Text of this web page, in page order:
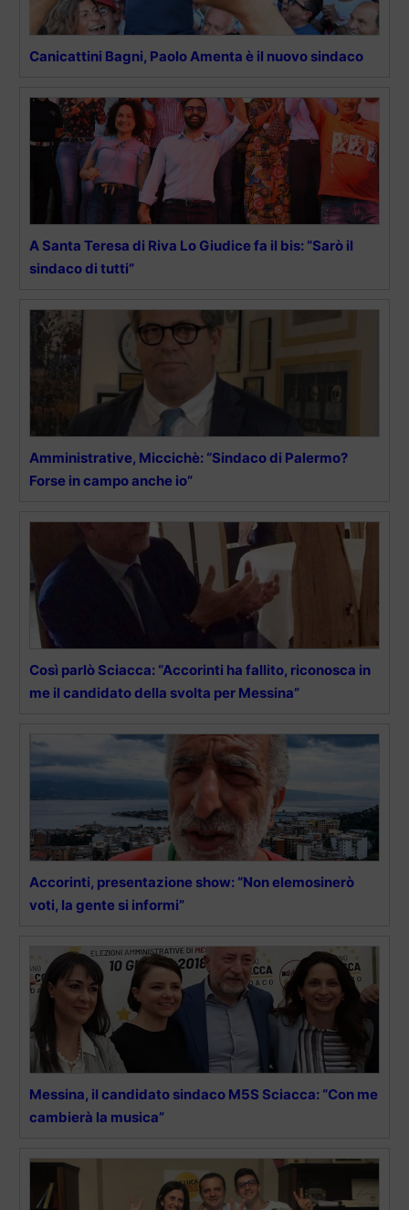
Canicattini Bagni, Paolo Amenta è il nuovo sindaco
A Santa Teresa di Riva Lo Giudice fa il bis: “Sarò il
sindaco di tutti”
Amministrative, Miccichè: “Sindaco di Palermo?
Forse in campo anche io”
Così parlò Sciacca: “Accorinti ha fallito, riconosca in
me il candidato della svolta per Messina”
Accorinti, presentazione show: “Non elemosinerò
voti, la gente si informi”
Messina, il candidato sindaco M5S Sciacca: “Con me
cambierà la musica”